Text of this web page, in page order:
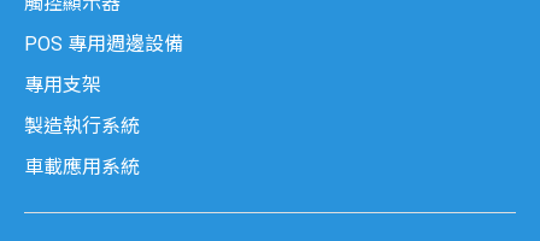
POS 專用週邊設備
專用支架
製造執行系統
車載應用系統